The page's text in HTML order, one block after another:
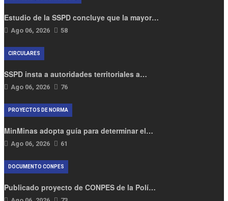
Estudio de la SSPD concluye que la mayor…
Ago 06, 2026 58
SSPD insta a autoridades territoriales a…
Ago 06, 2026 76
CIRCULARES
MinMinas adopta guía para determinar el…
Ago 06, 2026 61
PROYECTOS DE NORMA
Publicado proyecto de CONPES de la Polí…
DOCUMENTO CONPES